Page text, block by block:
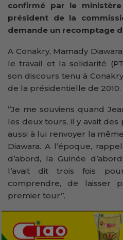
confirmé par le ministère
président de la
demande un recomptage
A Conakry, Mamady
le travail et la solidarité
son discours tenu à
de la présidentielle de 2010.
‘’Je me souviens quand
les deux tours, il y avait des
aussi à lui renvoyer la
Diawara. A l’époque,
d’abord, la Guinée
l’avait dit trois fois
comprendre, de laisser
premier tour’’.